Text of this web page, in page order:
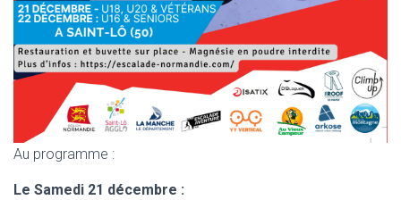
Au programme :
Le Samedi 21 décembre :